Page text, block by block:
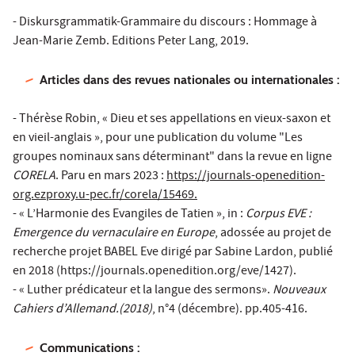
- Diskursgrammatik-Grammaire du discours : Hommage à
Jean-Marie Zemb. Editions Peter Lang, 2019.
Articles dans des revues nationales ou internationales :
- Thérèse Robin, « Dieu et ses appellations en vieux-saxon et
en vieil-anglais », pour une publication du volume "Les
groupes nominaux sans déterminant" dans la revue en ligne
CORELA. Paru en mars 2023 :https://journals-openedition-
org.ezproxy.u-pec.fr/corela/15469.
- « L’Harmonie des Evangiles de Tatien », in : Corpus EVE :
Emergence du vernaculaire en Europe, adossée au projet de
recherche projet BABEL Eve dirigé par Sabine Lardon, publié
en 2018 (https://journals.openedition.org/eve/1427).
- « Luther prédicateur et la langue des sermons». Nouveaux
Cahiers d’Allemand.(2018), n°4 (décembre). pp.405-416.
Communications :